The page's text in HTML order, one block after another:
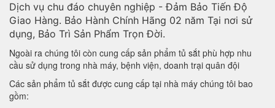
Dịch vụ chu đáo chuyên nghiệp - Đảm Bảo Tiến Độ
Giao Hàng. Bảo Hành Chính Hãng 02 năm Tại nơi sử
dụng, Bảo Trì Sản Phẩm Trọn Đời.
Ngoài ra chúng tôi còn cung cấp sản phẩm tủ sắt phù hợp nhu
cầu sử dụng trong nhà máy, bệnh viện, doanh trại quân đội
Các sản phẩm tủ sắt được cung cấp tại nhà máy chúng tôi bao
gồm: